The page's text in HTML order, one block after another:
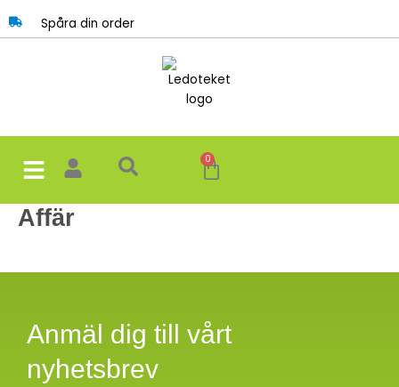
till
Spåra din order
0
Varukorg
Affär
Anmäl dig till vårt
nyhetsbrev